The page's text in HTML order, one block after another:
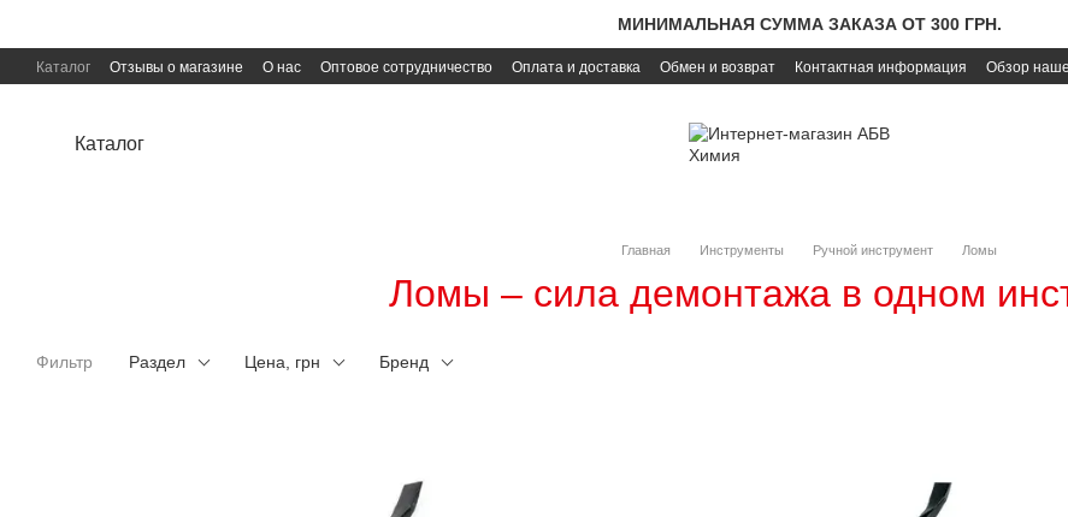
МИНИМАЛЬНАЯ СУММА ЗАКАЗА ОТ 300 ГРН.
Каталог Отзывы о магазине О нас Оптовое сотрудничество Оплата и доставка Обмен и возврат Контактная информация Обзор
Каталог
Главная Инструменты Ручной инструмент Ломы
Ломы – сила демонтажа в одном
Фильтр Раздел Цена, грн Бренд